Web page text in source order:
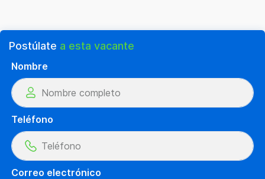
Postúlate a esta vacante
Nombre
Teléfono
Correo electrónico